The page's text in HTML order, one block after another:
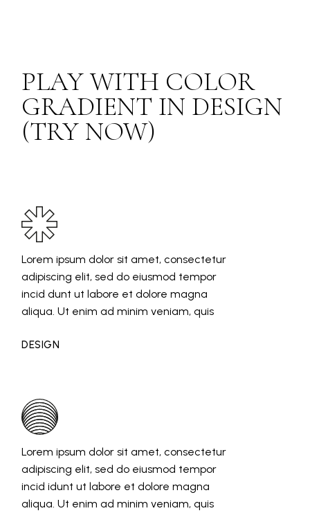
PLAY WITH COLOR
GRADIENT IN DESIGN
(TRY NOW)
Lorem ipsum dolor sit amet, consectetur
adipiscing elit, sed do eiusmod tempor
incid dunt ut labore et dolore magna
aliqua. Ut enim ad minim veniam, quis
DESIGN
Lorem ipsum dolor sit amet, consectetur
adipiscing elit, sed do eiusmod tempor
incid idunt ut labore et dolore magna
aliqua. Ut enim ad minim veniam, quis